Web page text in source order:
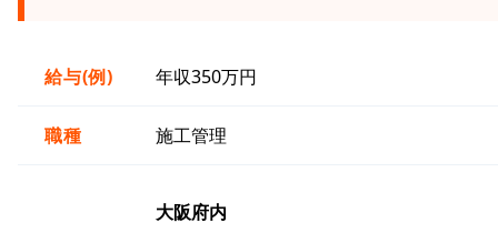
給与(例) 年収350万円
職種 施工管理
大阪府内